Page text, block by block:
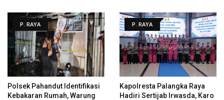
P. RAYA
Polsek Pahandut Identifikasi
Kebakaran Rumah, Warung
P. RAYA
Kapolresta Palangka Raya
Hadiri Sertijab Irwasda, Karo